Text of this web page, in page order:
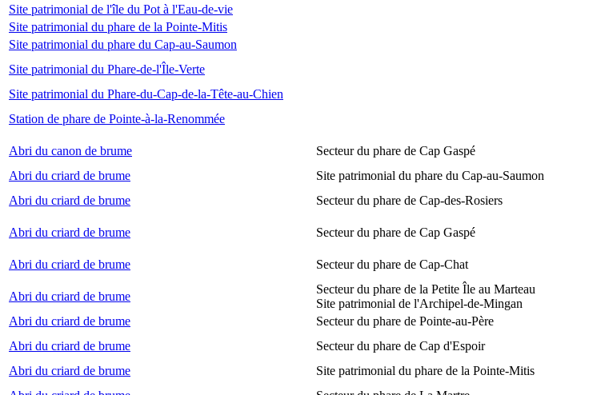
Site patrimonial de l'île du Pot à l'Eau-de-vie
Site patrimonial du phare de la Pointe-Mitis
Site patrimonial du phare du Cap-au-Saumon
Site patrimonial du Phare-de-l'Île-Verte
Site patrimonial du Phare-du-Cap-de-la-Tête-au-Chien
Station de phare de Pointe-à-la-Renommée
Abri du canon de brume Secteur du phare de Cap Gaspé
Abri du criard de brume
Site patrimonial du phare du Cap-au-Saumon
Abri du criard de brume
Secteur du phare de Cap-des-Rosiers
Abri du criard de brume Secteur du phare de Cap Gaspé
Abri du criard de brume Secteur du phare de Cap-Chat
Abri du criard de brume
Secteur du phare de la Petite Île au Marteau
Site patrimonial de l'Archipel-de-Mingan
Abri du criard de brume
Secteur du phare de Pointe-au-Père
Abri du criard de brume
Secteur du phare de Cap d'Espoir
Abri du criard de brume
Site patrimonial du phare de la Pointe-Mitis